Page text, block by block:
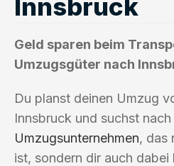
Innsbruck
Geld sparen beim
Umzugsgüter nach
Du planst deinen Umzug
Innsbruck und suchst nach
Umzugsunternehmen, das
ist, sondern dir auch dabei